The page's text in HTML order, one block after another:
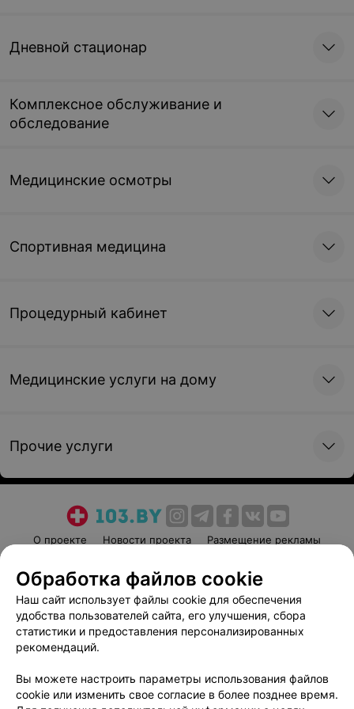
Определение времени
Сухареву
3,82 руб.
Дневной стационар
Комплексное обслуживание и
обследование
Медицинские осмотры
Спортивная медицина
Процедурный кабинет
Медицинские услуги на дому
Прочие услуги
О проекте Новости проекта
Размещение рекламы
Пользовательское соглашение
Способы оплаты
Вакансии
Партнеры
Написать руководителю 103.by
Обработка персональных данных
Обработка файлов cookie
Наш сайт использует файлы cookie для обеспечения
удобства пользователей сайта, его улучшения, сбора
статистики и предоставления персонализированных
рекомендаций.
Вы можете настроить параметры использования файлов
cookie или изменить свое согласие в более позднее время.